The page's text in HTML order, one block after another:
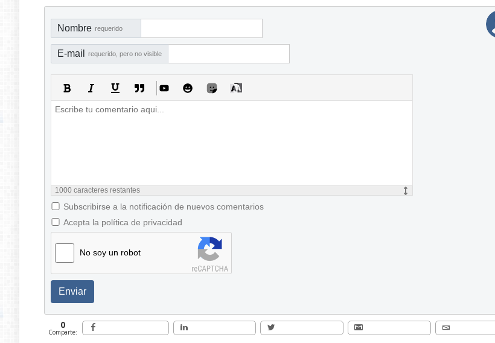
Nombre requerido
E-mail requerido, pero no visible
1000 caracteres restantes
Subscribirse a la notificación de nuevos comentarios
Acepta la política de privacidad
No soy un robot
Enviar
0
Comparte: